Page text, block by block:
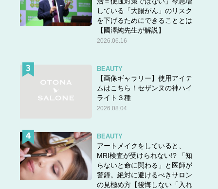
している「大腸がん」のリスク
を下げるためにできることとは
【國澤純先生が解説】
2026.06.16
BEAUTY
【画像ギャラリー】使用アイテ
ムはこちら！セザンヌの神ハイ
ライト３種
2026.08.04
BEAUTY
アートメイクをしていると、
MRI検査が受けられない!? 「知
らないと命に関わる」と医師が
警鐘。絶対に避けるべきサロン
の見極め方【後悔しない「入れ